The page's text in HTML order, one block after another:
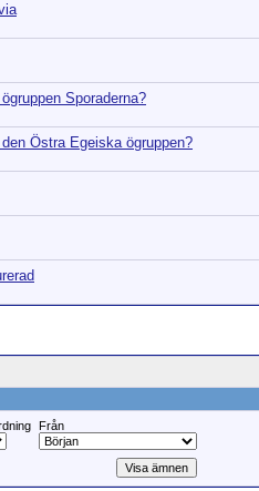
Sporaderna?
Östra Egeiska ögruppen?
Från